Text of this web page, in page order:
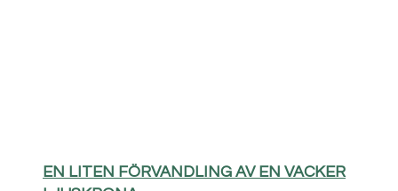
EN LITEN FÖRVANDLING AV EN VACKER